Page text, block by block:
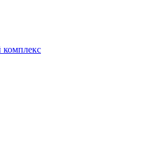
комплекс